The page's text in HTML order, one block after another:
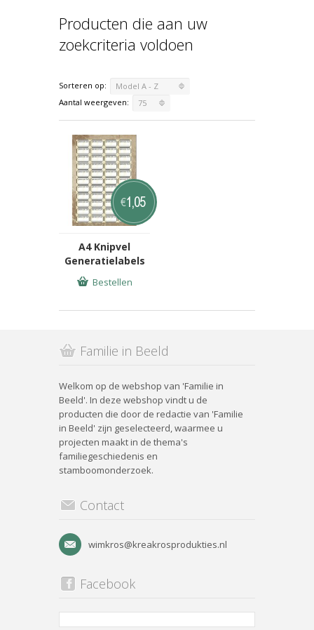
Producten die aan uw
zoekcriteria voldoen
Sorteren op:
Model A - Z
Aantal weergeven:
75
A4 Knipvel
Generatielabels
€1,05
Bestellen
Familie in Beeld
Welkom op de webshop van 'Familie in
Beeld'. In deze webshop vindt u de
producten die door de redactie van 'Familie
in Beeld' zijn geselecteerd, waarmee u
projecten maakt in de thema's
familiegeschiedenis en
stamboomonderzoek.
Contact
wimkros@kreakrosprodukties.nl
Facebook